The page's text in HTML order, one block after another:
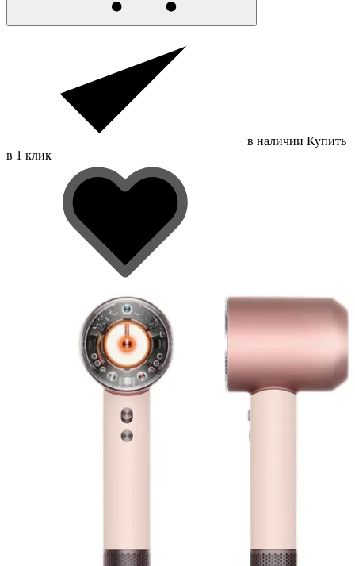
в наличии Купить
в 1 клик